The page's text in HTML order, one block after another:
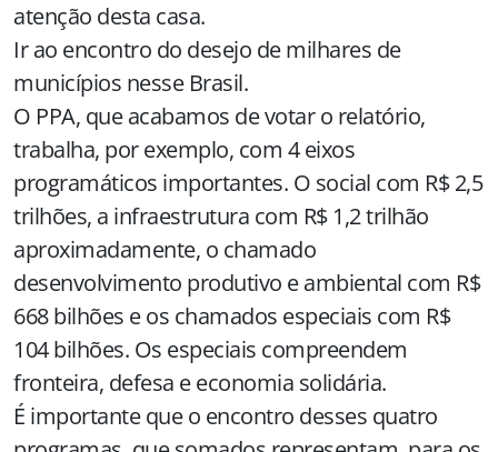
atenção desta casa.
Ir ao encontro do desejo de milhares de
municípios nesse Brasil.
O PPA, que acabamos de votar o relatório,
trabalha, por exemplo, com 4 eixos
programáticos importantes. O social com R$ 2,5
trilhões, a infraestrutura com R$ 1,2 trilhão
aproximadamente, o chamado
desenvolvimento produtivo e ambiental com R$
668 bilhões e os chamados especiais com R$
104 bilhões. Os especiais compreendem
fronteira, defesa e economia solidária.
É importante que o encontro desses quatro